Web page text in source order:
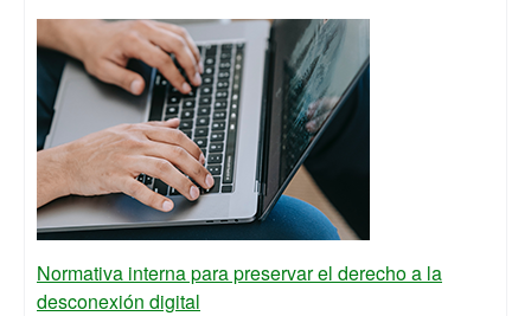
Normativa interna para preservar el derecho a la
desconexión digital